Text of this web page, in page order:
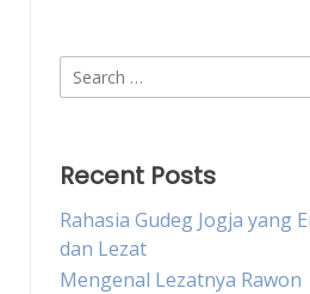
Search
for:
Recent Posts
Rahasia Gudeg Jogja yang
dan Lezat
Mengenal Lezatnya Rawon